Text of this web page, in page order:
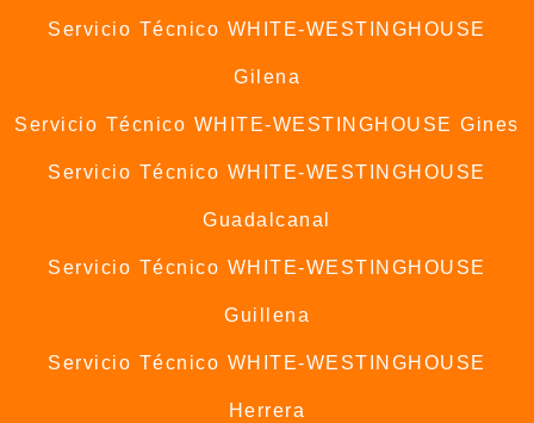
Servicio Técnico WHITE-WESTINGHOUSE
Gilena
Servicio Técnico WHITE-WESTINGHOUSE Gines
Servicio Técnico WHITE-WESTINGHOUSE
Guadalcanal
Servicio Técnico WHITE-WESTINGHOUSE
Guillena
Servicio Técnico WHITE-WESTINGHOUSE
Herrera